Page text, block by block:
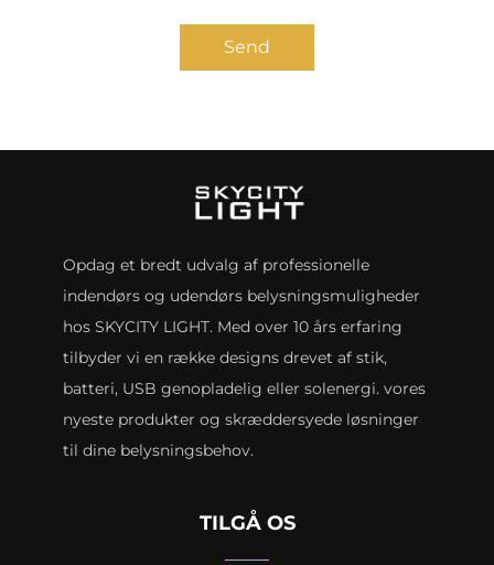
Send
Opdag et bredt udvalg af professionelle
indendørs og udendørs belysningsmuligheder
hos SKYCITY LIGHT. Med over 10 års erfaring
tilbyder vi en række designs drevet af stik,
batteri, USB genopladelig eller solenergi. vores
nyeste produkter og skræddersyede løsninger
til dine belysningsbehov.
TILGÅ OS